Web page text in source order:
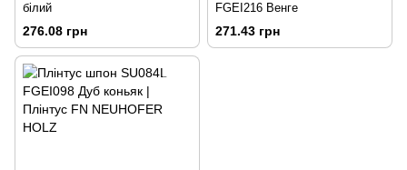
білий
276.08 грн
FGEI216 Венге
271.43 грн